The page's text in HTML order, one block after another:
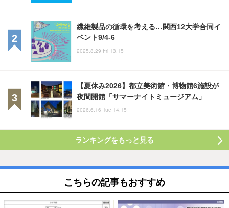
繊維製品の循環を考える…関西12大学合同イ
ベント9/4-6
2025.8.29 Fri 13:15
【夏休み2026】都立美術館・博物館6施設が
夜間開館「サマーナイトミュージアム」
2026.6.16 Tue 14:15
ランキングをもっと見る
こちらの記事もおすすめ